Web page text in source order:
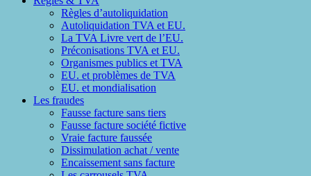
Règles d’autoliquidation
Autoliquidation TVA et EU.
La TVA Livre vert de l’EU.
Préconisations TVA et EU.
Organismes publics et TVA
EU. et problèmes de TVA
EU. et mondialisation
Les fraudes
Fausse facture sans tiers
Fausse facture société fictive
Vraie facture faussée
Dissimulation achat / vente
Encaissement sans facture